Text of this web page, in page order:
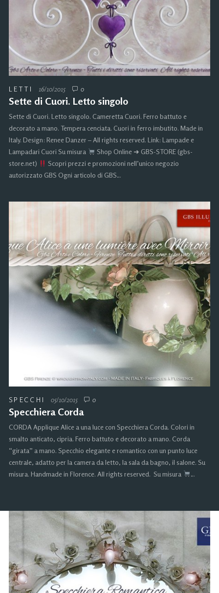
LETTI 16/10/2015 0
Sette di Cuori. Letto singolo
Sette di Cuori. Letto singolo. Cameretta Cuori. Ferro battuto e
decorato a mano. Tempera cenciata. Cuori in ferro imbutito. Made in
Italy. Design: Renee Danzer – All rights reserved. Link: Lampade e
Lampadari Cuori Su misura
Shop Online ➜ GBS-STORE (gbs-
store.net)
Scopri prezzi e promozioni nell’unico negozio
autorizzato GBS Ogni articolo di GBS…
SPECCHI 05/10/2015 0
Specchiera Corda
CORDA Applique Alice a una luce con Specchiera Corda. Colori in
smalto anticato, cipria. Ferro battuto e decorato a mano. Corda
“girata” a mano. Specchio elegante e romantico con un punto luce
centrale, adatto per la camera da letto, la sala da bagno, il salone. Su
misura. Handmade in Florence. All rights reserved. Su misura
…